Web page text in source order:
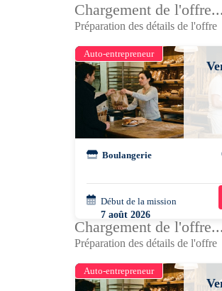
Chargement de l'offre...
Préparation des détails de l'offre
Auto-entrepreneur
Boulangerie
Début de la mission
7 août 2026
09h00 - 18h00
Chargement de l'offre...
Préparation des détails de l'offre
Auto-entrepreneur